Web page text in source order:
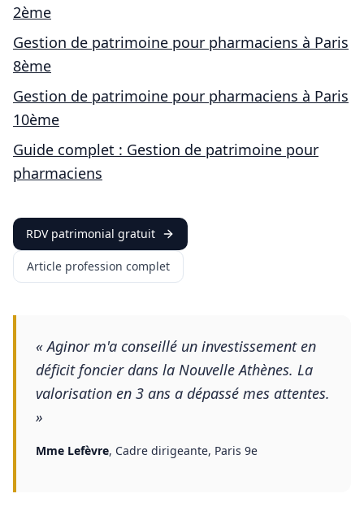
2ème
Gestion de patrimoine pour pharmaciens à Paris
8ème
Gestion de patrimoine pour pharmaciens à Paris
10ème
Guide complet : Gestion de patrimoine pour
pharmaciens
RDV patrimonial gratuit
Article profession complet
«Aginor m'a conseillé un investissement en
déficit foncier dans la Nouvelle Athènes. La
valorisation en 3 ans a dépassé mes attentes.
»
Mme Lefèvre, Cadre dirigeante, Paris 9e